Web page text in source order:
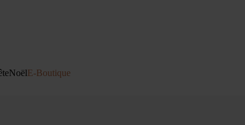
NoëlE-Boutique